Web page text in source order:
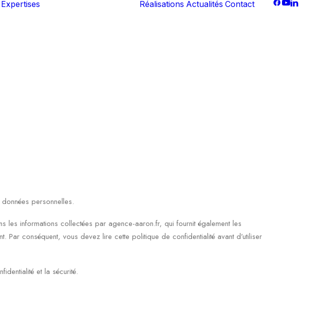
Expertises Réalisations Actualités Contact
personnelles.
les informations collectées par agence-aaron.fr, qui fournit également les
conséquent, vous devez lire cette politique de confidentialité avant d’utiliser
et la sécurité.